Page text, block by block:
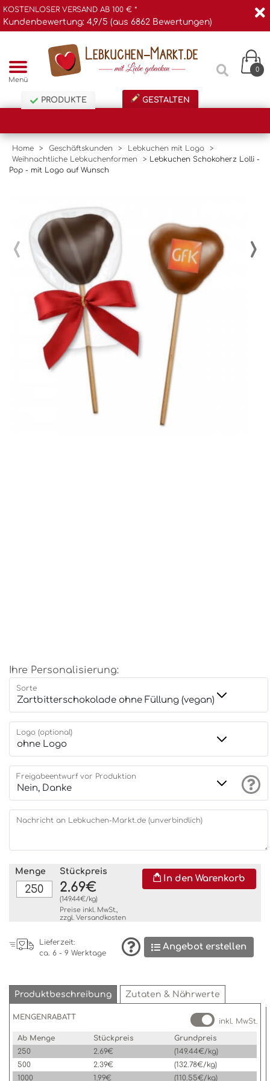
KOSTENLOSER VERSAND AB 100 € *
Kundenbewertung: 4,9/5 (aus 6862 Bewertungen)
Menü
0
PRODUKTE GESTALTEN
Home > Geschäftskunden > Lebkuchen mit Logo
>
Weihnachtliche Lebkuchenformen
> Lebkuchen Schokoherz Lolli -
Pop - mit Logo auf Wunsch
‹ ›
Ihre Personalisierung:
Sorte
Logo (optional)
Freigabeentwurf vor Produktion
Nachricht an Lebkuchen-Markt.de (unverbindlich)
Menge Stückpreis
2.69€
(149.44€/kg)
Preise inkl. MwSt.,
zzgl. Versandkosten
In den Warenkorb
Lieferzeit:
ca. 6 - 9 Werktage
Angebot erstellen
Produktbeschreibung Zutaten & Nährwerte
MENGENRABATT
inkl. MwSt.
Ab Menge
Stückpreis
Grundpreis
250
2.69€
(149.44€/kg)
500
2.39€
(132.78€/kg)
1000
1.99€ (110.55€/kg)